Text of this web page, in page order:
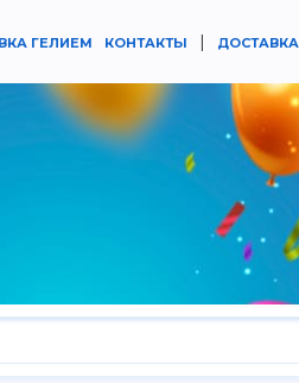
ГЕЛИЕМ КОНТАКТЫ | ДОСТАВКА